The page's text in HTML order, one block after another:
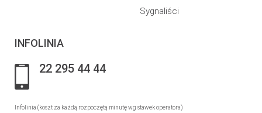
Sygnaliści
INFOLINIA
22 295 44 44
Infolinia (koszt za każdą rozpoczętą minutę wg stawek operatora)